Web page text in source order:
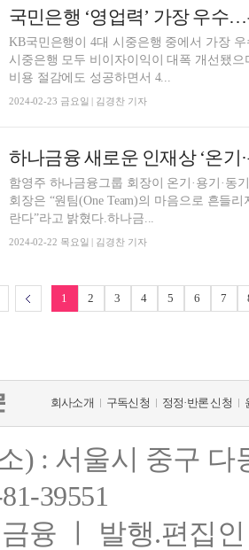
KB국민은행이 4대 시중은행 중에서 가장
시중은행 모두 비이자이익이 대폭 개선됐
비용 절감에도 성공하면서 4...
2024-02-23 금요일 | 김경찬 기자
함영주 하나금융그룹 회장이 온기·용기·동
회장은 “원팀(One Team)의 마음으로 흔들
란다”라고 밝혔다.하나금...
2024-02-22 목요일 | 김경찬 기자
1 2 3 4 5 6 7
회사소개 구독신청 정정·반론 신청
) : 서울시 중구
39551
융 ㅣ 발행.편집